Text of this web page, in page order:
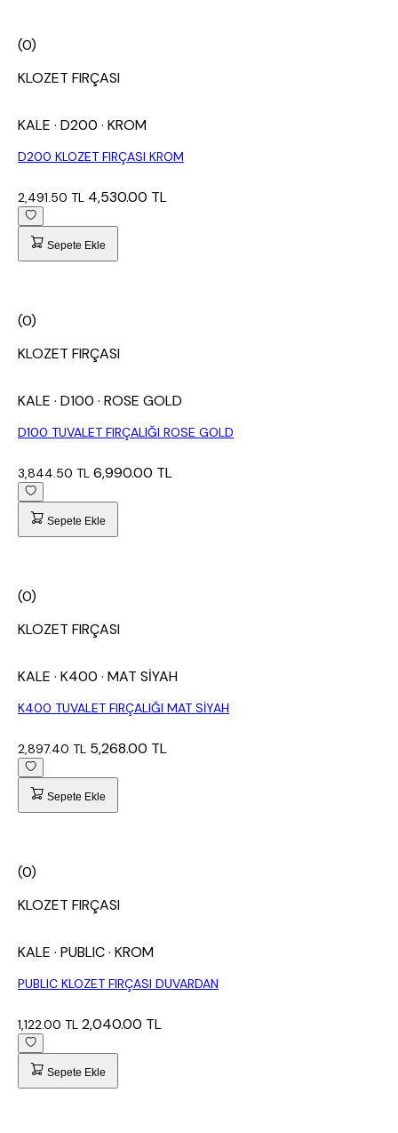
(0)
KLOZET FIRÇASI
KALE · D200 · KROM
D200 KLOZET FIRÇASI KROM
2,491.50 TL 4,530.00 TL
Sepete Ekle
(0)
KLOZET FIRÇASI
KALE · D100 · ROSE GOLD
D100 TUVALET FIRÇALIĞI ROSE GOLD
3,844.50 TL 6,990.00 TL
Sepete Ekle
(0)
KLOZET FIRÇASI
KALE · K400 · MAT SİYAH
K400 TUVALET FIRÇALIĞI MAT SİYAH
2,897.40 TL 5,268.00 TL
Sepete Ekle
(0)
KLOZET FIRÇASI
KALE · PUBLIC· KROM
PUBLIC KLOZET FIRÇASI DUVARDAN
1,122.00 TL 2,040.00 TL
Sepete Ekle